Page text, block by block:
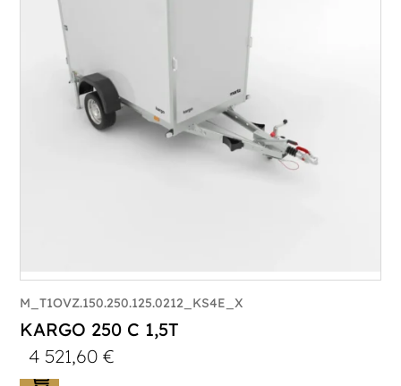
Poids à vide (kg) :
Longueur utile (mm) :
Plancher :
Plancher en contreplaqué massif
M_T1OVZ.150.250.125.0212_KS4E_X
KARGO 250 C 1,5T
4 521,60€